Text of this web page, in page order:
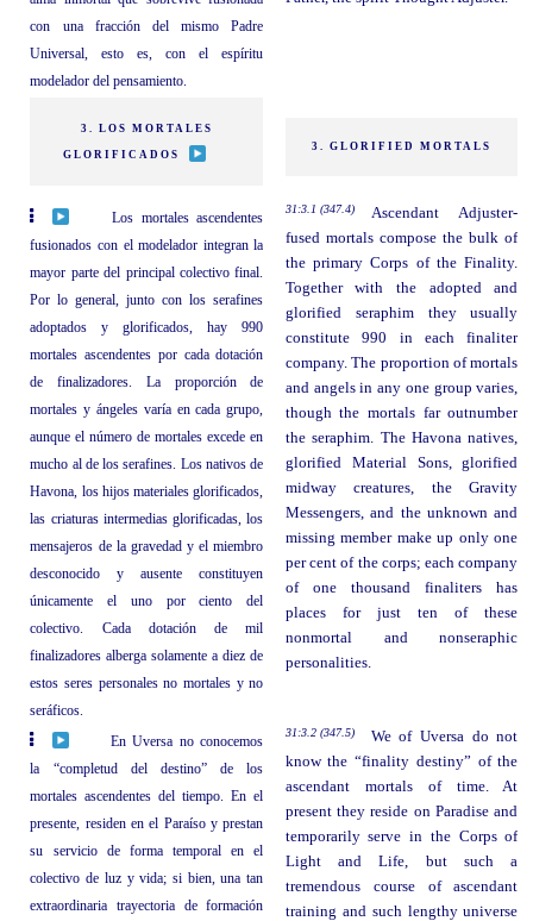
con una fracción del mismo Padre
Universal, esto es, con el espíritu
modelador del pensamiento.
3. LOS MORTALES
GLORIFICADOS
3. GLORIFIED MORTALS
Los mortales ascendentes
fusionados con el modelador integran la
mayor parte del principal colectivo final.
Por lo general, junto con los serafines
adoptados y glorificados, hay 990
mortales ascendentes por cada dotación
de finalizadores. La proporción de
mortales y ángeles varía en cada grupo,
aunque el número de mortales excede en
mucho al de los serafines. Los nativos de
Havona, los hijos materiales glorificados,
las criaturas intermedias glorificadas, los
mensajeros de la gravedad y el miembro
desconocido y ausente constituyen
únicamente el uno por ciento del
colectivo. Cada dotación de mil
finalizadores alberga solamente a diez de
estos seres personales no mortales y no
seráficos.
31:3.1 (347.4)
Ascendant Adjuster-
fused mortals compose the bulk of
the primary Corps of the Finality.
Together with the adopted and
glorified seraphim they usually
constitute 990 in each finaliter
company. The proportion of mortals
and angels in any one group varies,
though the mortals far outnumber
the seraphim. The Havona natives,
glorified Material Sons, glorified
midway creatures, the Gravity
Messengers, and the unknown and
missing member make up only one
per cent of the corps; each company
of one thousand finaliters has
places for just ten of these
nonmortal and nonseraphic
personalities.
En Uversa no conocemos
la “completud del destino” de los
mortales ascendentes del tiempo. En el
presente, residen en el Paraíso y prestan
su servicio de forma temporal en el
colectivo de luz y vida; si bien, una tan
extraordinaria trayectoria de formación
31:3.2 (347.5)
We of Uversa do not
know the “finality destiny” of the
ascendant mortals of time. At
present they reside on Paradise and
temporarily serve in the Corps of
Light and Life, but such a
tremendous course of ascendant
training and such lengthy universe